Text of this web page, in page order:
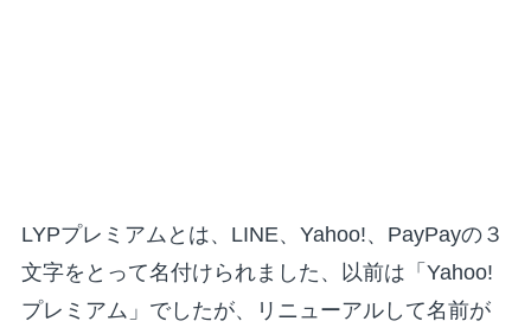
LYPプレミアムとは、 LINE、Yahoo!、PayPayの３
文字をとって名付けられました、以前は「Yahoo!
プレミアム」でしたが、リニューアルして名前が